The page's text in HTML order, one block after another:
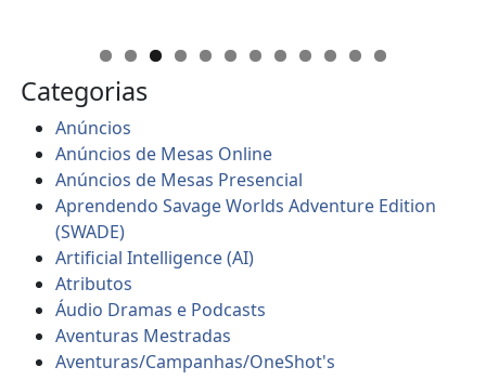
Categorias
Anúncios
Anúncios de Mesas Online
Anúncios de Mesas Presencial
Aprendendo Savage Worlds Adventure Edition
(SWADE)
Artificial Intelligence (AI)
Atributos
Áudio Dramas e Podcasts
Aventuras Mestradas
Aventuras/Campanhas/OneShot's